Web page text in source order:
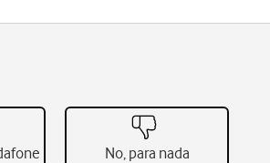
No, para nada